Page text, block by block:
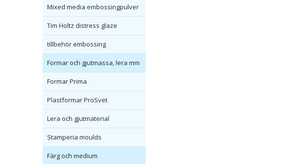
Mixed media embossingpulver
Tim Holtz distress glaze
tillbehör embossing
Formar och gjutmassa, lera mm
Formar Prima
Plastformar ProSvet
Lera och gjutmaterial
Stamperia moulds
Färg och medium